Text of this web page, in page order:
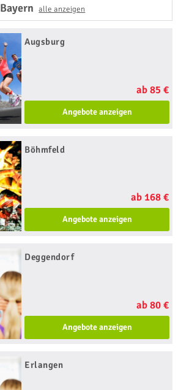
Bayernalle anzeigen
Augsburg
ab 85 €
Angebote anzeigen
Böhmfeld
ab 168 €
Angebote anzeigen
Deggendorf
ab 80 €
Angebote anzeigen
Erlangen